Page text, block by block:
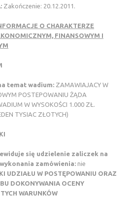
Zakończenie: 20.12.2011.
O CHARAKTERZE
FINANSOWYM I
temat wadium: ZAMAWIAJACY W
POSTEPOWANIU ŻĄDA
W WYSOKOŚCI 1.000 ZŁ.
TYSIAC ZŁOTYCH)
się udzielenie zaliczek na
zamówienia: nie
UDZIAŁU W POSTĘPOWANIU ORAZ
DOKONYWANIA OCENY
WARUNKÓW